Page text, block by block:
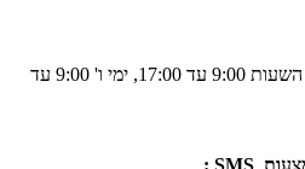
בימים א'- ה' בין השעות 9:00 עד 17:00, ימי ו' 9:00 עד